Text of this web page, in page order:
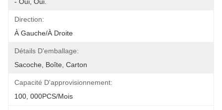
Direction:
À Gauche/à Droite
Détails D'emballage:
Sacoche, Boîte, Carton
Capacité D'approvisionnement:
100, 000PCS/mois